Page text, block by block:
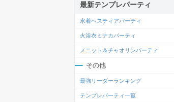
最新テンプレパーティ
水着ヘスティアパーティ
火浴衣ミナカパーティ
メニット＆チャオリンパーティ
その他
最強リーダーランキング
テンプレパーティ一覧